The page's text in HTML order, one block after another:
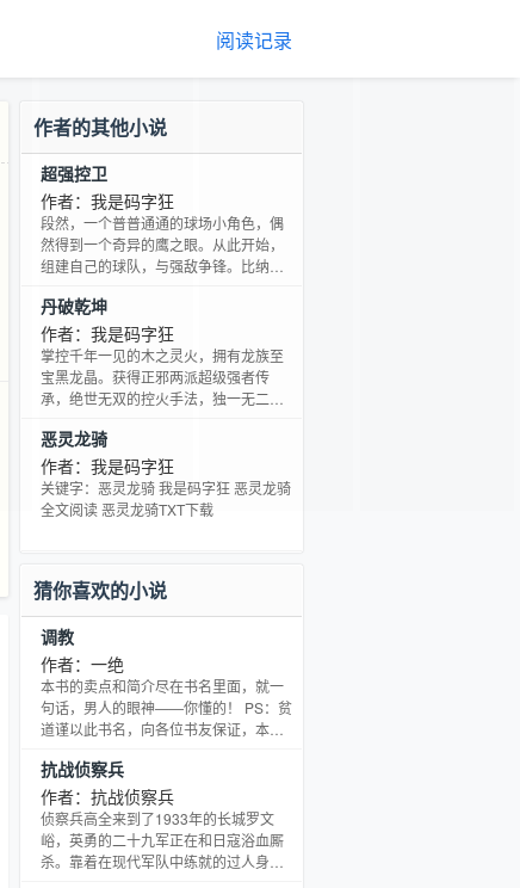
阅读记录
作者的其他小说
超强控卫
作者：我是码字狂
段然，一个普普通通的球场小角色，偶
然得到一个奇异的鹰之眼。从此开始，
组建自己的球队，与强敌争锋。比纳什
球，比阿杜更强的得分能力，比格里芬
更恐怖的弹跳，……他开启了成为传奇
控卫的旅程。 升级，这里有；奇遇，这
里有；热血，必须有；段然的传奇，就
是我们共同的传奇。 分享书籍《强控
丹破乾坤
作者：我是码字狂
掌控千年一见的木之灵火，拥有龙族至
宝黑龙晶。获得正邪两派超级强者传
承，绝世无双的控火手法，独一无二的
境无数强者，人挡杀人，神挡杀神，与
人斗，与神斗，与天斗。命运虽已注
定，却要逆天改命。玩火玩出花样，玩
丹玩出新意，以火破苍穹，以丹动乾
恶灵龙骑
作者：我是码字狂
关键字：恶灵龙骑 我是码字狂 恶灵龙骑
全文阅读 恶灵龙骑TXT下载
猜你喜欢的小说
调教
作者：一绝
本书的卖点和简介尽在书名里面，就一
句话，男人的眼神——你懂的！ PS：贫
道谨以此书名，向各位书友保证，本书
号：210614932
抗战侦察兵
作者：抗战侦察兵
侦察兵高全来到了1933年的长城罗文
峪，英勇的二十九军正在和日寇浴血厮
杀。靠着在现代军队中练就的过人身